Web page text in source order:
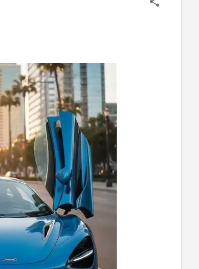
아침을 여는 유명한 2층 통근 전철 '워라타'의